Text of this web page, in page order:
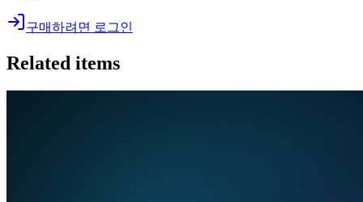
구매하려면 로그인
Related items